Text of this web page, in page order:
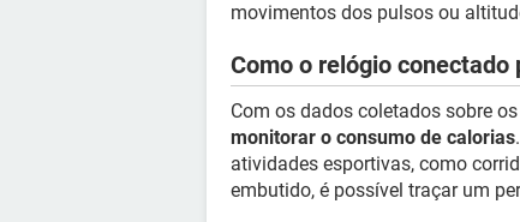
movimentos dos pulsos ou
Como o relógio
Com os dados coletados sobre
monitorar o consumo de calorias
atividades esportivas, como
embutido, é possível traçar um